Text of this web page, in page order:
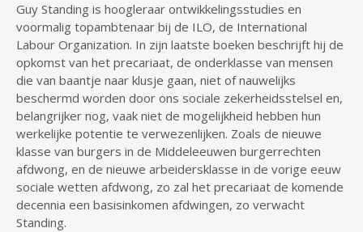
Guy Standing is hoogleraar ontwikkelingsstudies en
voormalig topambtenaar bij de ILO, de International
Labour Organization. In zijn laatste boeken beschrijft hij de
opkomst van het precariaat, de onderklasse van mensen
die van baantje naar klusje gaan, niet of nauwelijks
beschermd worden door ons sociale zekerheidsstelsel en,
belangrijker nog, vaak niet de mogelijkheid hebben hun
werkelijke potentie te verwezenlijken. Zoals de nieuwe
klasse van burgers in de Middeleeuwen burgerrechten
afdwong, en de nieuwe arbeidersklasse in de vorige eeuw
sociale wetten afdwong, zo zal het precariaat de komende
decennia een basisinkomen afdwingen, zo verwacht
Standing.